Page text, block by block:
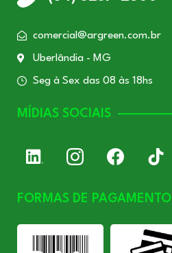
comercial@argreen.com.br
Uberlândia - MG
Seg à Sex das 08 às 18hs
MÍDIAS SOCIAIS
FORMAS DE PAGAMENTO